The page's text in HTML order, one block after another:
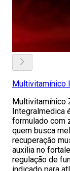
Multivitamínico
Multivitamínico
Integralmedica
formulado com
quem busca
recuperação
auxilia no
regulação de